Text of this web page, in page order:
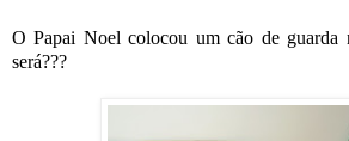
O Papai Noel colocou um cão de guarda
será???